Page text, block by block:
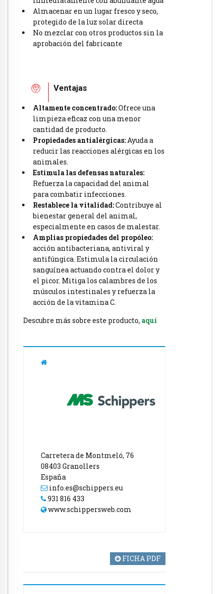
Almacenar en un lugar fresco y seco,
protegido de la luz solar directa
No mezclar con otros productos sin la
aprobación del fabricante
Ventajas
Altamente concentrado:Ofrece una
limpieza eficaz con una menor
cantidad de producto.
Propiedades antialérgicas:Ayuda a
reducir las reacciones alérgicas en los
animales.
Estimula las defensas naturales:
Refuerza la capacidad del animal
para combatir infecciones.
Restablece la vitalidad:Contribuye al
bienestar general del animal,
especialmente en casos de malestar.
Amplias propiedades del propóleo:
acción antibacteriana, antiviral y
antifúngica. Estimula la circulación
sanguínea actuando contra el dolor y
el picor. Mitiga los calambres de los
músculos intestinales y refuerza la
acción de la vitamina C.
Descubre más sobre este producto, aquí
Carretera de Montmeló, 76
08403 Granollers
España
info.es@schippers.eu
931 816 433
www.schippersweb.com
FICHA PDF